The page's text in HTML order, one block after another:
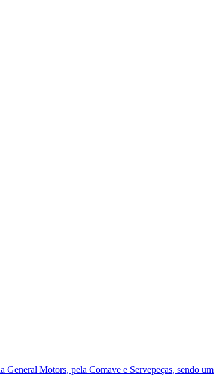
Motors, pela Comave e Servepeças, sendo um